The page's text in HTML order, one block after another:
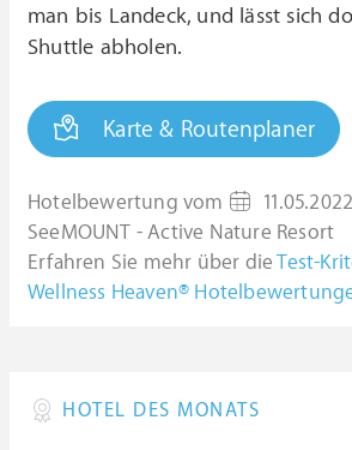
man bis Landeck, und lässt sich
Shuttle abholen.
Karte & Routenplaner
Hotelbewertung vom 11.05.2022
SeeMOUNT - Active Nature Resort
Erfahren Sie mehr über dieTest-
Wellness Heaven®
HOTEL DES MONATS